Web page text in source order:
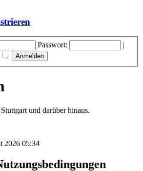
Passwort:
|
und darüber hinaus.
2026 05:34